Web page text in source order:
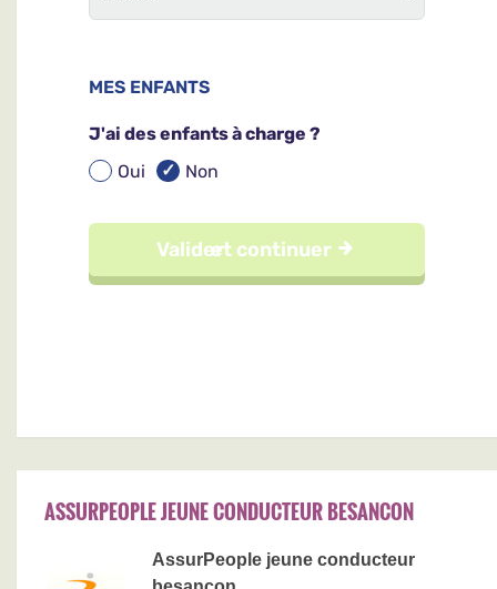
ASSURPEOPLE JEUNE CONDUCTEUR BESANCON
AssurPeople jeune conducteur